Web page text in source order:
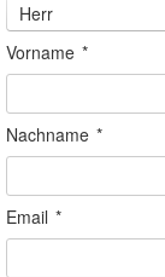
Herr
Vorname *
Nachname *
Email *